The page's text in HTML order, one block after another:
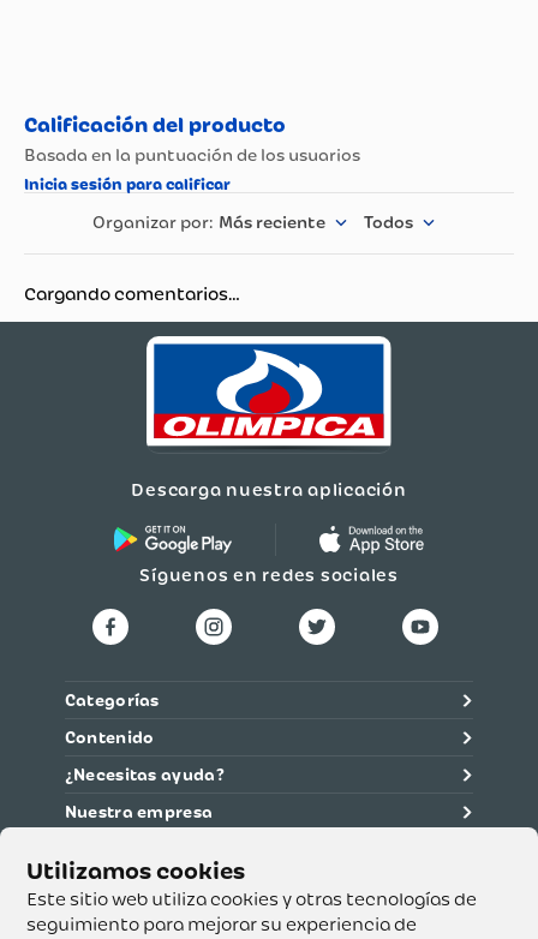
Este sitio web utiliza cookies y otras tecnologías de
seguimiento para mejorar su experiencia de
Más reciente Todos
Cargando comentarios…
Descarga nuestra aplicación
Síguenos en redes sociales
Categorías
Contenido
¿Necesitas ayuda?
Nuestra empresa